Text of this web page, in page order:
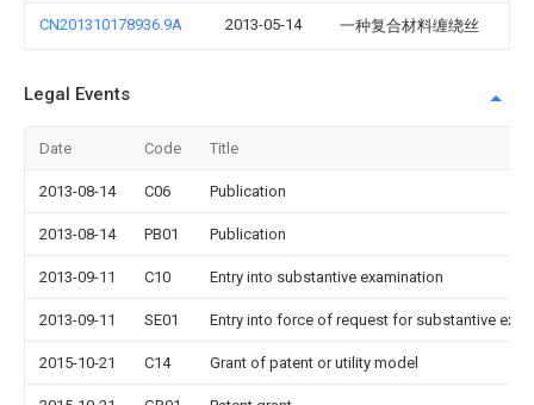
CN201310178936.9A 2013-05-14 一种复合材料缠绕丝
Legal Events
Date Code Title
2013-08-14 C06 Publication
2013-08-14 PB01 Publication
2013-09-11 C10 Entry into substantive examination
2013-09-11 SE01 Entry into force of request for substantive
2015-10-21 C14 Grant of patent or utility model